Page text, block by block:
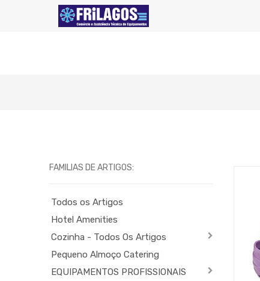
FAMILIAS DE ARTIGOS:
Todos os Artigos
Hotel Amenities
Cozinha - Todos Os Artigos
Pequeno Almoço Catering
EQUIPAMENTOS PROFISSIONAIS